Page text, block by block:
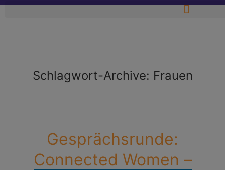
Schlagwort-Archive: Frauen
Gesprächsrunde:
Connected Women –